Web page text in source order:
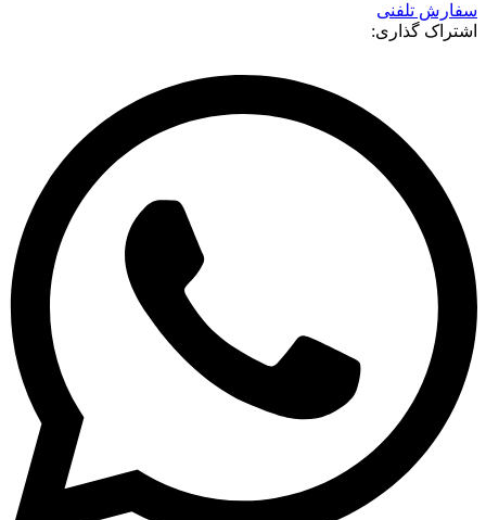
سفارش تلفنی
اشتراک گذاری: